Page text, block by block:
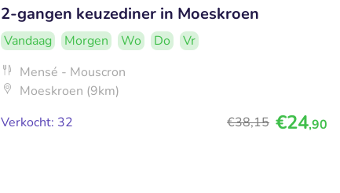
2-gangen keuzediner in Moeskroen
Vandaag Morgen Wo Do
Vr
Mensé - Mouscron
Moeskroen (9km)
Verkocht: 32
€38,15 €24,90